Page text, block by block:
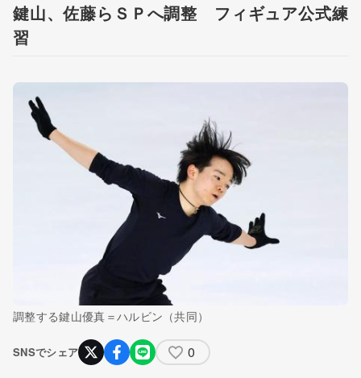
鍵山、佐藤らＳＰへ調整 フィギュア公式練
習
調整する鍵山優真＝ハルビン（共同）
SNSでシェア 0